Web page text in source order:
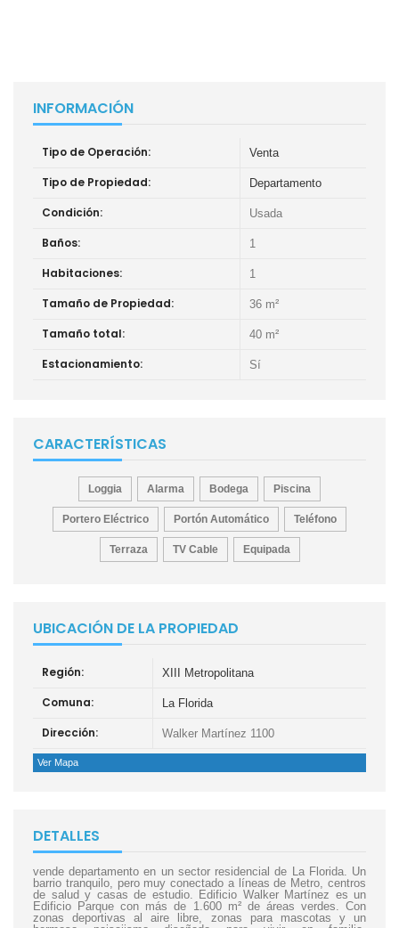
INFORMACIÓN
Tipo de Operación: Venta
Tipo de Propiedad: Departamento
Condición: Usada
Baños: 1
Habitaciones: 1
Tamaño de Propiedad: 36 m²
Tamaño total: 40 m²
Estacionamiento: Sí
CARACTERÍSTICAS
Loggia Alarma Bodega Piscina
Portero Eléctrico Portón Automático Teléfono
Terraza TV Cable Equipada
UBICACIÓN DE LA PROPIEDAD
Región: XIII Metropolitana
Comuna: La Florida
Dirección: Walker Martínez 1100
Ver Mapa
DETALLES
vende departamento en un sector residencial de La Florida. Un
barrio tranquilo, pero muy conectado a líneas de Metro, centros
de salud y casas de estudio. Edificio Walker Martínez es un
Edificio Parque con más de 1.600 m² de áreas verdes. Con
zonas deportivas al aire libre, zonas para mascotas y un